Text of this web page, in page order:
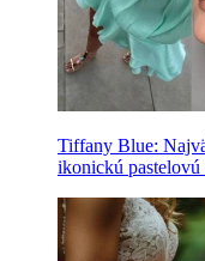
Tiffany Blue:
ikonickú pastelovú